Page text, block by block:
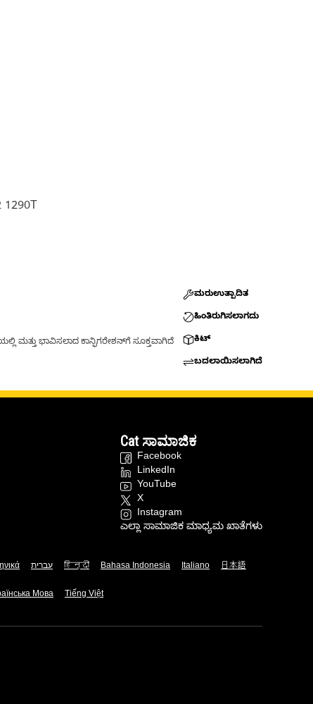
ಮತ್ತು ಭಾವಿಸಲಾದ ಕಾನ್ಫಿಗರೇಶನ್‌ಗೆ ಸೂಕ್ತವಾಗಿದೆ
ಮರುಉತ್ಪಾದಿತ
ಹಿಂತಿರುಗಿಸಲಾಗದು
ಕಿಟ್
ಬದಲಾಯಿಸಲಾಗಿದೆ
Cat ಸಾಮಾಜಿಕ
Facebook
LinkedIn
YouTube
X
Instagram
ಎಲ್ಲಾ ಸಾಮಾಜಿಕ ಮಾಧ್ಯಮ ಖಾತೆಗಳು
עברית हिन्दी Bahasa Indonesia Italiano 日本語
Мова Tiếng Việt